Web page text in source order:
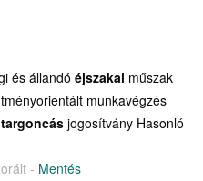
és állandó éjszakai műszak
munkavégzés
targoncás jogosítvány Hasonló
- Mentés